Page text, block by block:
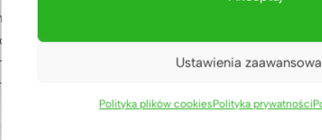
Ustawienia
Polityka plików cookiesPolityka prywatności
proszkowo
akcesoria NIE są częścią zestawu.
koloru płyty – wzornik kolorów Corporate*
stole: 8**